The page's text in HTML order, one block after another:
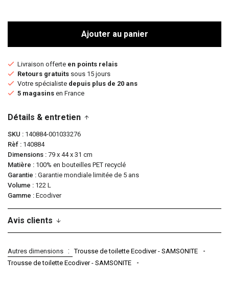
Ajouter au panier
Livraison offerte en points relais
Retours gratuits sous 15 jours
Votre spécialiste depuis plus de 20 ans
5 magasins en France
Détails & entretien
SKU
140884-001033276
Rèf
140884
Dimensions 79 x 44 x 31 cm
Matière
100% en bouteilles PET recyclé
Garantie
Garantie mondiale limitée de 5 ans
Volume
122 L
Gamme
Ecodiver
Avis clients
Autres dimensions
Trousse de toilette Ecodiver - SAMSONITE
Trousse de toilette Ecodiver - SAMSONITE